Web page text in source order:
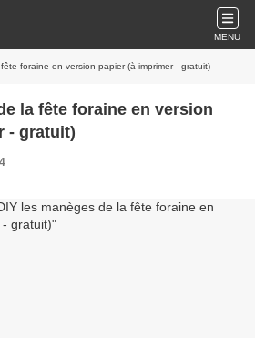
MENU
foraine en version papier (à imprimer - gratuit)
la fête foraine en version
- gratuit)